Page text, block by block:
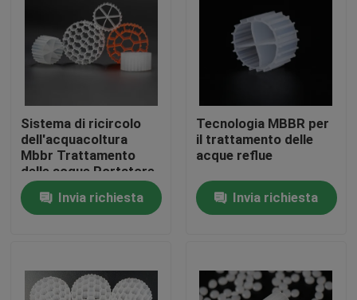
Casa
Circa noi
Sistema di ricircolo
dell'acquacoltura
Mbbr Trattamento
delle acque Portatore
galleggiante
Invia richiesta
Tecnologia MBBR per
il trattamento delle
acque reflue
Invia richiesta